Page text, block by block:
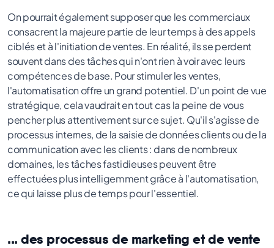
On pourrait également supposer que les commerciaux
consacrent la majeure partie de leur temps à des appels
ciblés et à l'initiation de ventes. En réalité, ils se perdent
souvent dans des tâches qui n'ont rien à voir avec leurs
compétences de base. Pour stimuler les ventes,
l'automatisation offre un grand potentiel. D'un point de vue
stratégique, cela vaudrait en tout cas la peine de vous
pencher plus attentivement sur ce sujet. Qu'il s'agisse de
processus internes, de la saisie de données clients ou de la
communication avec les clients : dans de nombreux
domaines, les tâches fastidieuses peuvent être
effectuées plus intelligemment grâce à l'automatisation,
ce qui laisse plus de temps pour l'essentiel.
... des processus de marketing et de vente